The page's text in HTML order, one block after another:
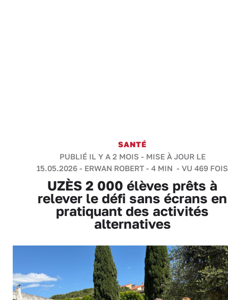
SANTÉ
PUBLIÉ IL Y A 2 MOIS - MISE À JOUR LE
15.05.2026 - ERWAN ROBERT - 4 MIN - VU 469 FOIS
UZÈS 2 000 élèves prêts à
relever le défi sans écrans en
pratiquant des activités
alternatives